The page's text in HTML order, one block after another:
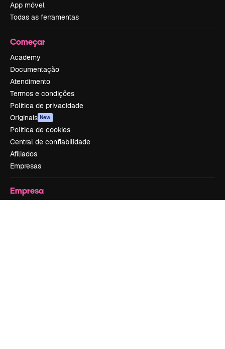
App móvel
Todas as ferramentas
Começar
Academy
Documentação
Atendimento
Termos e condições
Política de privacidade
Originais New
Política de cookies
Central de confiabilidade
Afiliados
Empresas
Empresa